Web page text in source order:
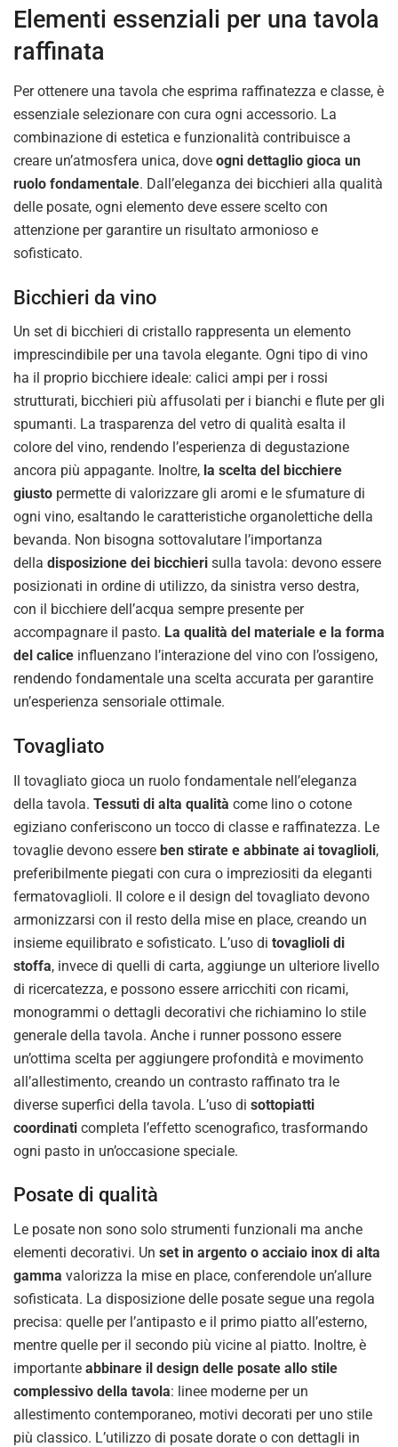
Elementi essenziali per una tavola
raffinata
Per ottenere una tavola che esprima raffinatezza e classe, è
essenziale selezionare con cura ogni accessorio. La
combinazione di estetica e funzionalità contribuisce a
creare un’atmosfera unica, dove ogni dettaglio gioca un
ruolo fondamentale. Dall’eleganza dei bicchieri alla qualità
delle posate, ogni elemento deve essere scelto con
attenzione per garantire un risultato armonioso e
sofisticato.
Bicchieri da vino
Un set di bicchieri di cristallo rappresenta un elemento
imprescindibile per una tavola elegante. Ogni tipo di vino
ha il proprio bicchiere ideale: calici ampi per i rossi
strutturati, bicchieri più affusolati per i bianchi e flute per gli
spumanti. La trasparenza del vetro di qualità esalta il
colore del vino, rendendo l’esperienza di degustazione
ancora più appagante. Inoltre, la scelta del bicchiere
giusto permette di valorizzare gli aromi e le sfumature di
ogni vino, esaltando le caratteristiche organolettiche della
bevanda. Non bisogna sottovalutare l’importanza
della disposizione dei bicchieri sulla tavola: devono essere
posizionati in ordine di utilizzo, da sinistra verso destra,
con il bicchiere dell’acqua sempre presente per
accompagnare il pasto. La qualità del materiale e la forma
del calice influenzano l’interazione del vino con l’ossigeno,
rendendo fondamentale una scelta accurata per garantire
un’esperienza sensoriale ottimale.
Tovagliato
Il tovagliato gioca un ruolo fondamentale nell’eleganza
della tavola. Tessuti di alta qualità come lino o cotone
egiziano conferiscono un tocco di classe e raffinatezza. Le
tovaglie devono essere ben stirate e abbinate ai tovaglioli,
preferibilmente piegati con cura o impreziositi da eleganti
fermatovaglioli. Il colore e il design del tovagliato devono
armonizzarsi con il resto della mise en place, creando un
insieme equilibrato e sofisticato. L’uso di tovaglioli di
stoffa, invece di quelli di carta, aggiunge un ulteriore livello
di ricercatezza, e possono essere arricchiti con ricami,
monogrammi o dettagli decorativi che richiamino lo stile
generale della tavola. Anche i runner possono essere
un’ottima scelta per aggiungere profondità e movimento
all’allestimento, creando un contrasto raffinato tra le
diverse superfici della tavola. L’uso di sottopiatti
coordinati completa l’effetto scenografico, trasformando
ogni pasto in un’occasione speciale.
Posate di qualità
Le posate non sono solo strumenti funzionali ma anche
elementi decorativi. Un set in argento o acciaio inox di alta
gamma valorizza la mise en place, conferendole un’allure
sofisticata. La disposizione delle posate segue una regola
precisa: quelle per l’antipasto e il primo piatto all’esterno,
mentre quelle per il secondo più vicine al piatto. Inoltre, è
importante abbinare il design delle posate allo stile
complessivo della tavola: linee moderne per un
allestimento contemporaneo, motivi decorati per uno stile
più classico. L’utilizzo di posate dorate o con dettagli in